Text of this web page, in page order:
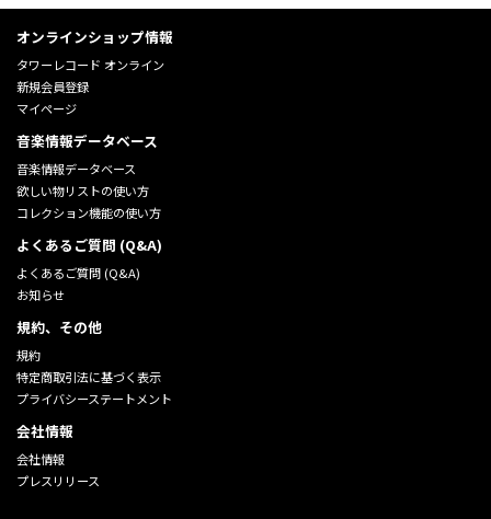
オンラインショップ情報
タワーレコード オンライン
新規会員登録
マイページ
音楽情報データベース
音楽情報データベース
欲しい物リストの使い方
コレクション機能の使い方
よくあるご質問 (Q&A)
よくあるご質問 (Q&A)
お知らせ
規約、その他
規約
特定商取引法に基づく表示
プライバシーステートメント
会社情報
会社情報
プレスリリース